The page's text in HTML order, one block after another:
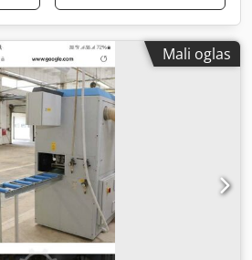
Mali oglas